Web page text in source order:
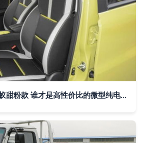
思皓e10x对比小蚂蚁甜粉款 谁才是高性价比的微型纯电汽车